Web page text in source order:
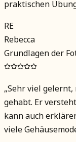
praktischen
RE
Rebecca
Grundlagen der
„Sehr viel gelernt,
gehabt. Er
kann auch
viele